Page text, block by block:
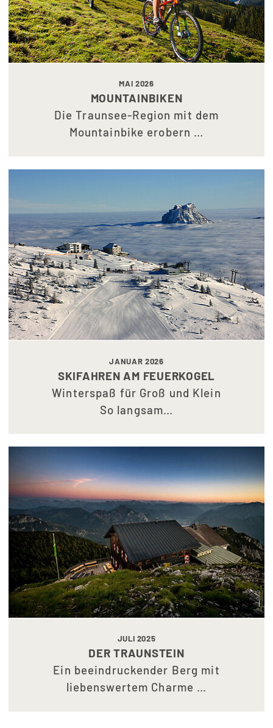
MAI 2026
MOUNTAINBIKEN
Die Traunsee-Region mit dem
Mountainbike erobern …
JANUAR 2026
SKIFAHREN AM FEUERKOGEL
Winterspaß für Groß und Klein
So langsam…
JULI 2025
DER TRAUNSTEIN
Ein beeindruckender Berg mit
liebenswertem Charme …